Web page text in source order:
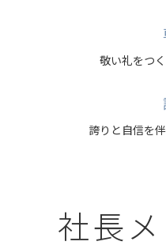
敬い礼をつ
誇りと自信を
社長